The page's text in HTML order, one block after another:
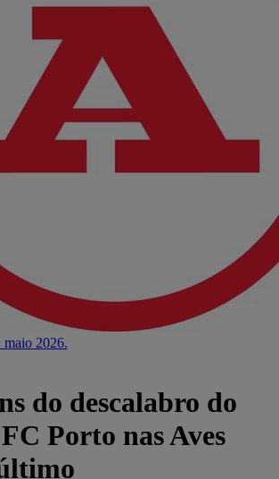
maio 2026.
do descalabro do
Porto nas Aves